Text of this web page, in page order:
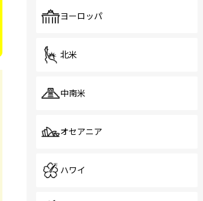
ヨーロッパ
北米
中南米
オセアニア
ハワイ